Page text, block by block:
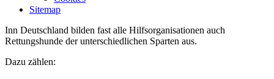
Sitemap
Inn Deutschland bilden fast alle Hilfsorganisationen auch
Rettungshunde der unterschiedlichen Sparten aus.
Dazu zählen: